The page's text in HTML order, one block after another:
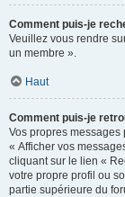
Comment puis-je
Veuillez vous rendre
un membre ».
Haut
Comment puis-je
Vos propres
« Afficher vos
cliquant sur le lien «
votre propre profil ou
partie supérieure du